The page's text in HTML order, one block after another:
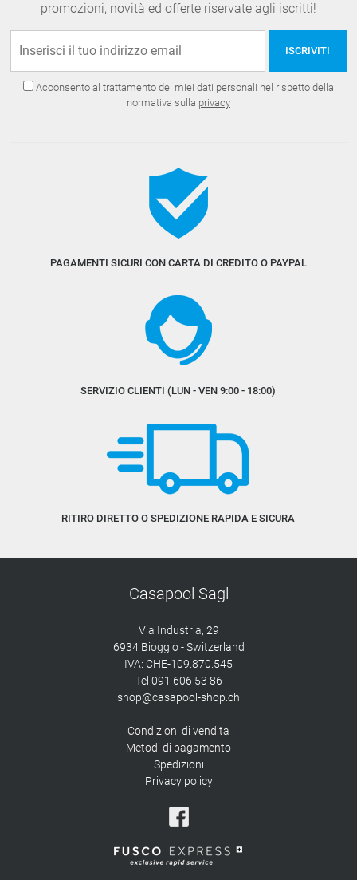
promozioni, novità ed offerte riservate agli iscritti!
ISCRIVITI
Acconsento al trattamento dei miei dati personali nel rispetto della
normativa sulla privacy
PAGAMENTI SICURI CON CARTA DI CREDITO O PAYPAL
SERVIZIO CLIENTI (LUN - VEN 9:00 - 18:00)
RITIRO DIRETTO O SPEDIZIONE RAPIDA E SICURA
Casapool Sagl
Via Industria, 29
6934 Bioggio - Switzerland
IVA: CHE-109.870.545
Tel 091 606 53 86
shop@casapool-shop.ch
Condizioni di vendita
Metodi di pagamento
Spedizioni
Privacy policy